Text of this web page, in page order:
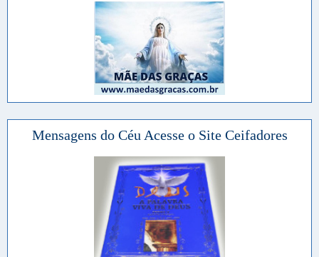
Mensagens do Céu Acesse o Site Ceifadores